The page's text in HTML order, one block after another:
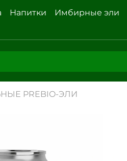
Напитки Имбирные эли
PREBIO-ЭЛИ